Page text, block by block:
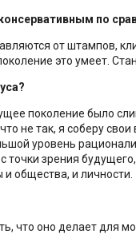
по
от штампов,
это умеет.
поколение было
не так, я соберу
уровень
точки зрения
общества, и личности.
что оно делает для